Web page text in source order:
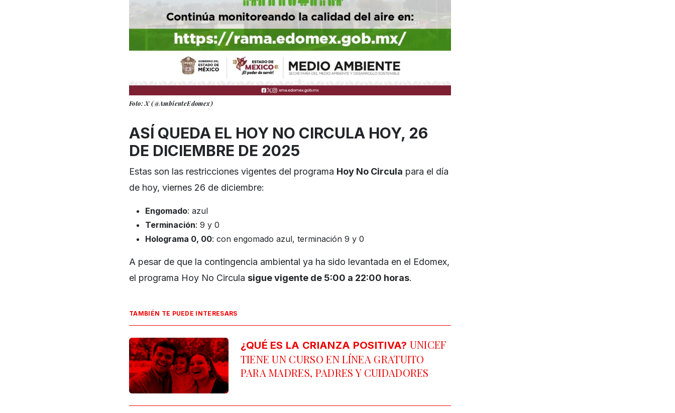
Foto: X (@AmbienteEdomex)
ASÍ QUEDA EL HOY NO CIRCULA HOY, 26
DE DICIEMBRE DE 2025
Estas son las restricciones vigentes del programa Hoy No Circula para el día
de hoy, viernes 26 de diciembre:
Engomado: azul
Terminación: 9 y 0
Holograma 0, 00: con engomado azul, terminación 9 y 0
A pesar de que la contingencia ambiental ya ha sido levantada en el Edomex,
el programa Hoy No Circula sigue vigente de 5:00 a 22:00 horas.
TAMBIÉN TE PUEDE INTERESARS
¿QUÉ ES LA CRIANZA POSITIVA? UNICEF
TIENE UN CURSO EN LÍNEA GRATUITO
PARA MADRES, PADRES Y CUIDADORES